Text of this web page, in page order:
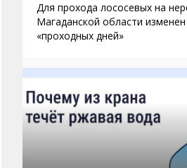
Для прохода лососевых на
Магаданской области
«проходных дней»